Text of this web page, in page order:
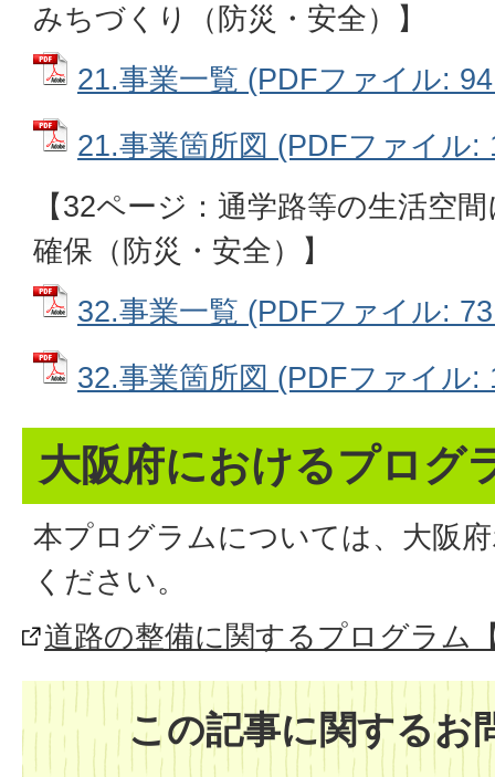
みちづくり（防災・安全）】
21.事業一覧 (PDFファイル:
21.事業箇所図 (PDFファイル:
【32ページ：通学路等の生活空
確保（防災・安全）】
32.事業一覧 (PDFファイル:
32.事業箇所図 (PDFファイル:
大阪府におけるプログ
本プログラムについては、大阪
ください。
道路の整備に関するプログラム
この記事に関するお